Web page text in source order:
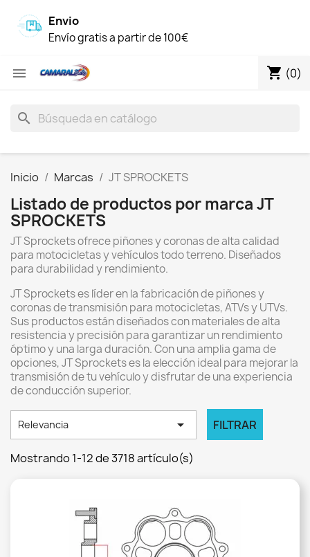
Envio
Envío gratis a partir de 100€
 shopping_cart (0)
search
Inicio Marcas JT SPROCKETS
Listado de productos por marca JT
SPROCKETS
JT Sprockets ofrece piñones y coronas de alta calidad
para motocicletas y vehículos todo terreno. Diseñados
para durabilidad y rendimiento.
JT Sprockets es líder en la fabricación de piñones y
coronas de transmisión para motocicletas, ATVs y UTVs.
Sus productos están diseñados con materiales de alta
resistencia y precisión para garantizar un rendimiento
óptimo y una larga duración. Con una amplia gama de
opciones, JT Sprockets es la elección ideal para mejorar la
transmisión de tu vehículo y disfrutar de una experiencia
de conducción superior.
Relevancia  FILTRAR
Mostrando 1-12 de 3718 artículo(s)